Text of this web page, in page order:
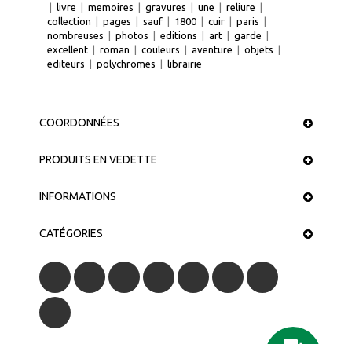
| livre | memoires | gravures | une | reliure |
collection | pages | sauf | 1800 | cuir | paris |
nombreuses | photos | editions | art | garde |
excellent | roman | couleurs | aventure | objets |
editeurs | polychromes | librairie
COORDONNÉES
PRODUITS EN VEDETTE
INFORMATIONS
CATÉGORIES